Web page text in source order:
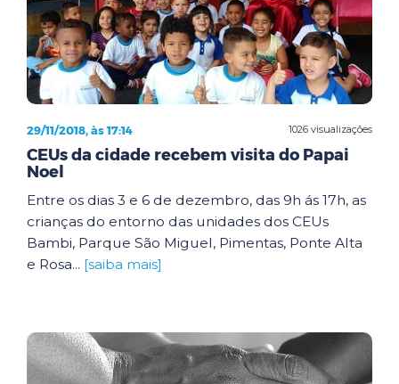
1026 visualizações
29/11/2018, às 17:14
CEUs da cidade recebem visita do Papai
Noel
Entre os dias 3 e 6 de dezembro, das 9h ás 17h, as
crianças do entorno das unidades dos CEUs
Bambi, Parque São Miguel, Pimentas, Ponte Alta
e Rosa... [saiba mais]